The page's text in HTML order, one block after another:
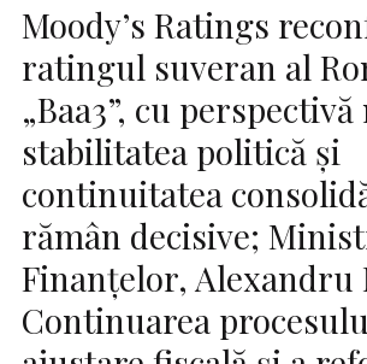
Moody’s Ratings
ratingul suveran al
„Baa3”, cu
stabilitatea politică și
continuitatea
rămân decisive;
Finanțelor, Alexandru
Continuarea